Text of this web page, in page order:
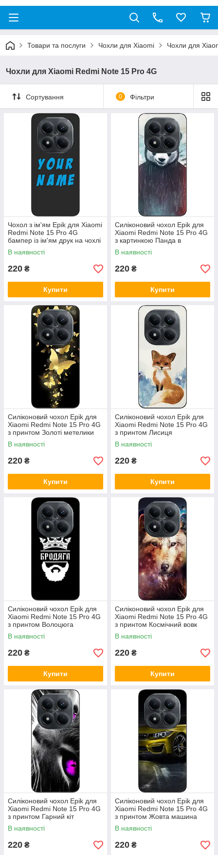
Товари та послуги Чохли для Xiaomi Чохли для
Чохли для Xiaomi Redmi Note 15 Pro 4G
Сортування 0 Фільтри
Чохол з ім'ям Epik для Xiaomi
Redmi Note 15 Pro 4G
бампер із ім'ям друк на чохлі
В наявності
220 ₴
Купити
Силіконовий чохол Epik для
Xiaomi Redmi Note 15 Pro 4G
з картинкою Панда в
капюшоні
В наявності
220 ₴
Купити
Силіконовий чохол Epik для
Xiaomi Redmi Note 15 Pro 4G
з принтом Золоті метелики
В наявності
220 ₴
Купити
Силіконовий чохол Epik для
Xiaomi Redmi Note 15 Pro 4G
з принтом Лисиця
В наявності
220 ₴
Купити
Силіконовий чохол Epik для
Xiaomi Redmi Note 15 Pro 4G
з принтом Волоцюга
В наявності
220 ₴
Купити
Силіконовий чохол Epik для
Xiaomi Redmi Note 15 Pro 4G
з принтом Космічний вовк
В наявності
220 ₴
Купити
Силіконовий чохол Epik для
Xiaomi Redmi Note 15 Pro 4G
з принтом Гарний кіт
В наявності
220 ₴
Силіконовий чохол Epik для
Xiaomi Redmi Note 15 Pro 4G
з принтом Жовта машина
В наявності
220 ₴